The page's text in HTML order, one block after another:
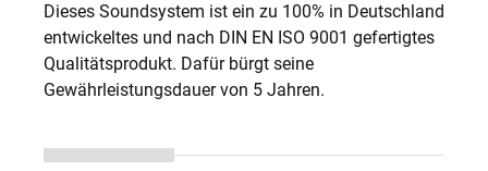
Dieses Soundsystem ist ein zu 100% in Deutschland
entwickeltes und nach DIN EN ISO 9001 gefertigtes
Qualitätsprodukt. Dafür bürgt seine
Gewährleistungsdauer von 5 Jahren.